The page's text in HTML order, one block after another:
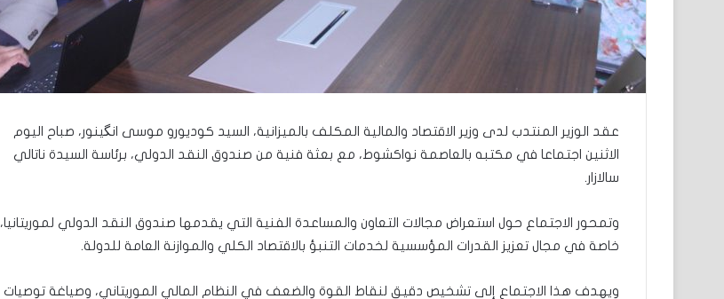
عقد الوزير المنتدب لدى وزير الاقتصاد والمالية المكلف بالميزانية، السيد كوديورو موسى انگينور، صباح اليوم
الاثنين اجتماعا في مكتبه بالعاصمة نواكشوط، مع بعثة فنية من صندوق النقد الدولي، برئاسة السيدة ناتالي
سالازار.
وتمحور الاجتماع حول استعراض مجالات التعاون والمساعدة الفنية التي يقدمها صندوق النقد الدولي لموريتانيا،
خاصة في مجال تعزيز القدرات المؤسسية لخدمات التنبؤ بالاقتصاد الكلي والموازنة العامة للدولة.
ويهدف هذا الاجتماع إلى تشخيص دقيق لنقاط القوة والضعف في النظام المالي الموريتاني، وصياغة توصيات